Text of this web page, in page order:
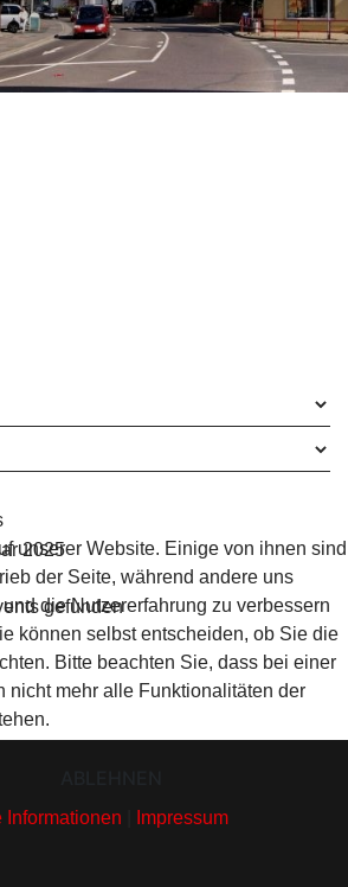
2025
gefunden
unserer Website. Einige von ihnen sind
der Seite, während andere uns
die Nutzererfahrung zu verbessern
können selbst entscheiden, ob Sie die
Bitte beachten Sie, dass bei einer
nicht mehr alle Funktionalitäten der
Informationen Impressum